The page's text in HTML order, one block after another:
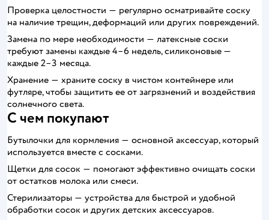
Проверка целостности ― регулярно осматривайте соску
на наличие трещин, деформаций или других повреждений.
Замена по мере необходимости ― латексные соски
требуют замены каждые 4–6 недель, силиконовые —
каждые 2–3 месяца.
Хранение ― храните соску в чистом контейнере или
футляре, чтобы защитить ее от загрязнений и воздействия
солнечного света.
С чем покупают
Бутылочки для кормления ― основной аксессуар, который
используется вместе с сосками.
Щетки для сосок ― помогают эффективно очищать соски
от остатков молока или смеси.
Стерилизаторы ― устройства для быстрой и удобной
обработки сосок и других детских аксессуаров.